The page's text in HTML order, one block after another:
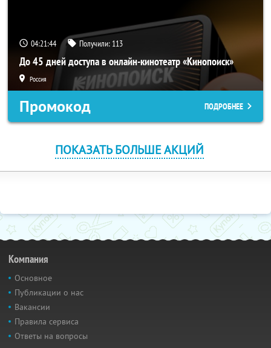
04:21:44 Получили: 113
До 45 дней доступа в онлайн-кинотеатр «Кинопоиск»
Россия
Промокод ПОДРОБНЕЕ
ПОКАЗАТЬ БОЛЬШЕ АКЦИЙ
Компания
Основное
Публикации о нас
Вакансии
Правила сервиса
Ответы на вопросы